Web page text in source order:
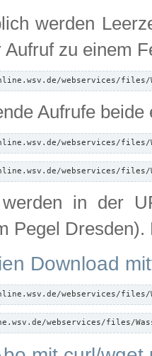
werden
Aufruf zu einem
webservices/files/
Aufrufe beide
webservices/files/
webservices/files/
in der
Pegel
Download
webservices/files/
webservices/files/